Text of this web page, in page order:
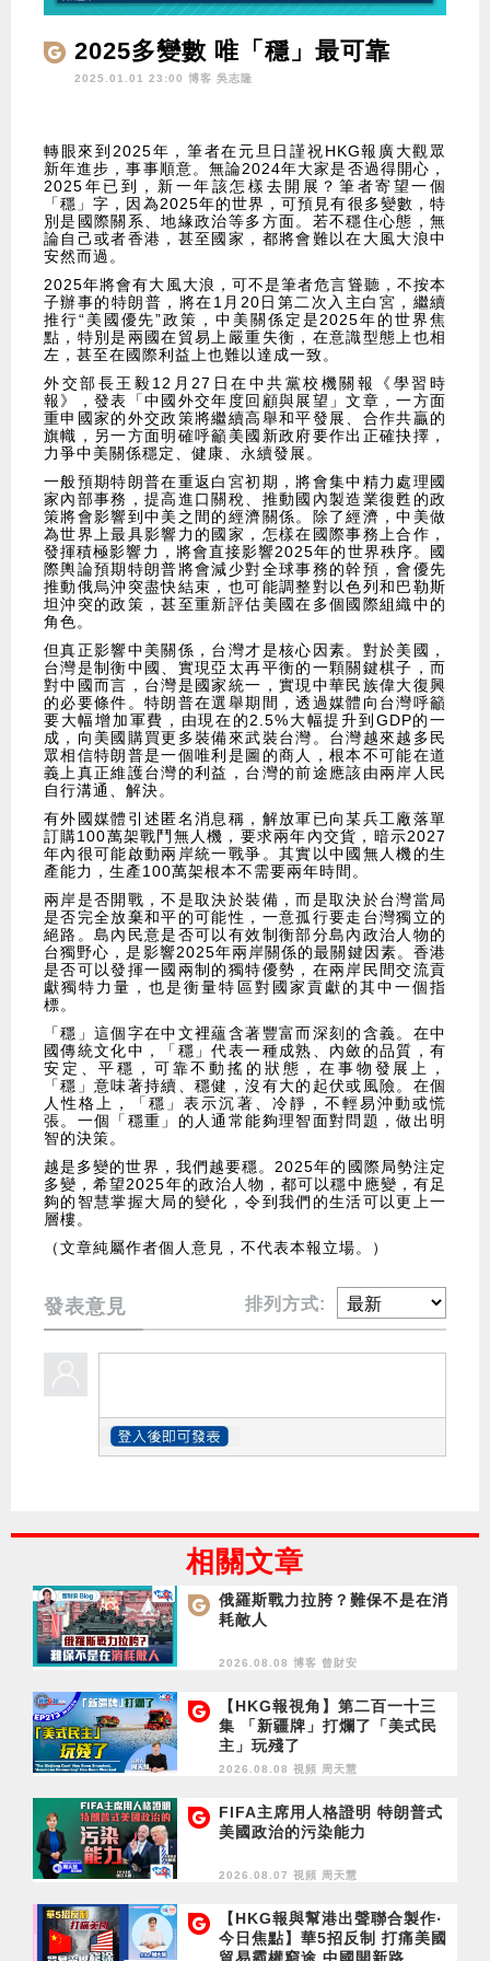
2025多變數 唯「穩」最可靠
2025.01.01 23:00 博客 吳志隆
轉眼來到2025年，筆者在元旦日謹祝HKG報廣大觀眾
新年進步，事事順意。無論2024年大家是否過得開心，
2025年已到，新一年該怎樣去開展？筆者寄望一個
「穩」字，因為2025年的世界，可預見有很多變數，特
別是國際關系、地緣政治等多方面。若不穩住心態，無
論自己或者香港，甚至國家，都將會難以在大風大浪中
安然而過。
2025年將會有大風大浪，可不是筆者危言聳聽，不按本
子辦事的特朗普，將在1月20日第二次入主白宮，繼續
推行“美國優先”政策，中美關係定是2025年的世界焦
點，特別是兩國在貿易上嚴重失衡，在意識型態上也相
左，甚至在國際利益上也難以達成一致。
外交部長王毅12月27日在中共黨校機關報《學習時
報》，發表「中國外交年度回顧與展望」文章，一方面
重申國家的外交政策將繼續高舉和平發展、合作共贏的
旗幟，另一方面明確呼籲美國新政府要作出正確抉擇，
力爭中美關係穩定、健康、永續發展。
一般預期特朗普在重返白宮初期，將會集中精力處理國
家內部事務，提高進口關稅、推動國內製造業復甦的政
策將會影響到中美之間的經濟關係。除了經濟，中美做
為世界上最具影響力的國家，怎樣在國際事務上合作，
發揮積極影響力，將會直接影響2025年的世界秩序。國
際輿論預期特朗普將會減少對全球事務的幹預，會優先
推動俄烏沖突盡快結束，也可能調整對以色列和巴勒斯
坦沖突的政策，甚至重新評估美國在多個國際組織中的
角色。
但真正影響中美關係，台灣才是核心因素。對於美國，
台灣是制衡中國、實現亞太再平衡的一顆關鍵棋子，而
對中國而言，台灣是國家統一，實現中華民族偉大復興
的必要條件。特朗普在選舉期間，透過媒體向台灣呼籲
要大幅增加軍費，由現在的2.5%大幅提升到GDP的一
成，向美國購買更多裝備來武裝台灣。台灣越來越多民
眾相信特朗普是一個唯利是圖的商人，根本不可能在道
義上真正維護台灣的利益，台灣的前途應該由兩岸人民
自行溝通、解決。
有外國媒體引述匿名消息稱，解放軍已向某兵工廠落單
訂購100萬架戰鬥無人機，要求兩年內交貨，暗示2027
年內很可能啟動兩岸統一戰爭。其實以中國無人機的生
產能力，生產100萬架根本不需要兩年時間。
兩岸是否開戰，不是取決於裝備，而是取決於台灣當局
是否完全放棄和平的可能性，一意孤行要走台灣獨立的
絕路。島內民意是否可以有效制衡部分島內政治人物的
台獨野心，是影響2025年兩岸關係的最關鍵因素。香港
是否可以發揮一國兩制的獨特優勢，在兩岸民間交流貢
獻獨特力量，也是衡量特區對國家貢獻的其中一個指
標。
「穩」這個字在中文裡蘊含著豐富而深刻的含義。在中
國傳統文化中，「穩」代表一種成熟、內斂的品質，有
安定、平穩，可靠不動搖的狀態，在事物發展上，
「穩」意味著持續、穩健，沒有大的起伏或風險。在個
人性格上，「穩」表示沉著、冷靜，不輕易沖動或慌
張。一個「穩重」的人通常能夠理智面對問題，做出明
智的決策。
越是多變的世界，我們越要穩。2025年的國際局勢注定
多變，希望2025年的政治人物，都可以穩中應變，有足
夠的智慧掌握大局的變化，令到我們的生活可以更上一
層樓。
（文章純屬作者個人意見，不代表本報立場。）
發表意見 排列方式:
相關文章
俄羅斯戰力拉胯？難保不是在消
耗敵人
2026.08.08 博客 曾財安
【HKG報視角】第二百一十三
集 「新疆牌」打爛了「美式民
主」玩殘了
2026.08.08 視頻 周天慧
FIFA主席用人格證明 特朗普式
美國政治的污染能力
2026.08.07 視頻 周天慧
【HKG報與幫港出聲聯合製作‧
今日焦點】華5招反制 打痛美國